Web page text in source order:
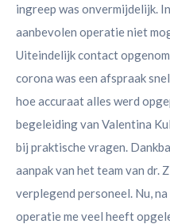
ingreep was onvermijdelijk.
aanbevolen operatie niet
Uiteindelijk contact
corona was een afspraak
hoe accuraat alles werd
begeleiding van Valentina
bij praktische vragen.
aanpak van het team van dr.
verplegend personeel. Nu,
operatie me veel heeft